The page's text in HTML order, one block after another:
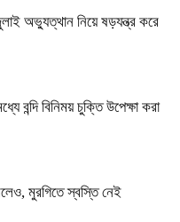
অভ্যুত্থান নিয়ে ষড়যন্ত্র করে
বন্দি বিনিময় চুক্তি উপেক্ষা করা
মুরগিতে স্বস্তি নেই